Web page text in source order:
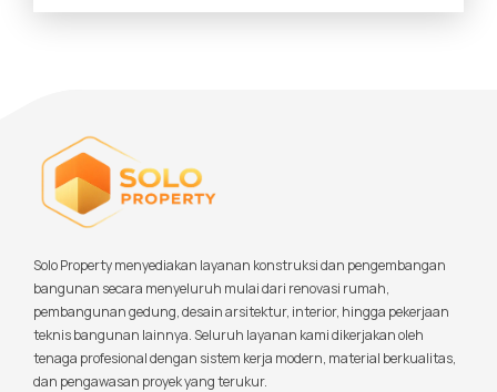
Solo Property menyediakan layanan konstruksi dan pengembangan
bangunan secara menyeluruh mulai dari renovasi rumah,
pembangunan gedung, desain arsitektur, interior, hingga pekerjaan
teknis bangunan lainnya. Seluruh layanan kami dikerjakan oleh
tenaga profesional dengan sistem kerja modern, material berkualitas,
dan pengawasan proyek yang terukur.